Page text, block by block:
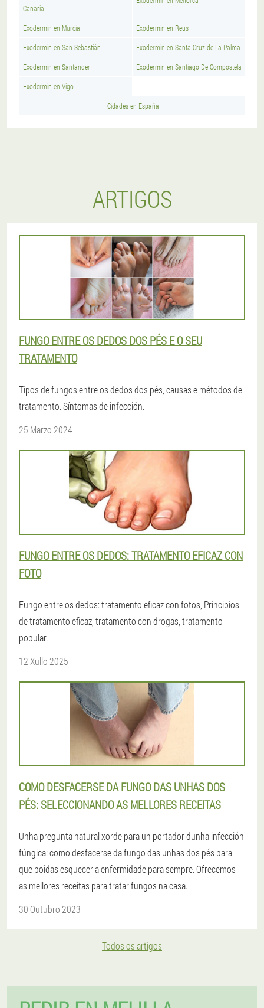
Canaria
Exodermin en Murcia Exodermin en Reus
Exodermin en San Sebastián Exodermin en Santa Cruz de La Palma
Exodermin en Santander Exodermin en Santiago De Compostela
Exodermin en Vigo
Cidades en España
ARTIGOS
FUNGO ENTRE OS DEDOS DOS PÉS E O SEU
TRATAMENTO
Tipos de fungos entre os dedos dos pés, causas e métodos de
tratamento. Síntomas de infección.
25 Marzo 2024
FUNGO ENTRE OS DEDOS: TRATAMENTO EFICAZ CON
FOTO
Fungo entre os dedos: tratamento eficaz con fotos, Principios
de tratamento eficaz, tratamento con drogas, tratamento
popular.
12 Xullo 2025
COMO DESFACERSE DA FUNGO DAS UNHAS DOS
PÉS: SELECCIONANDO AS MELLORES RECEITAS
Unha pregunta natural xorde para un portador dunha infección
fúngica: como desfacerse da fungo das unhas dos pés para
que poidas esquecer a enfermidade para sempre. Ofrecemos
as mellores receitas para tratar fungos na casa.
30 Outubro 2023
Todos os artigos